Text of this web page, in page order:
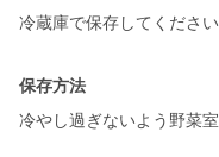
冷蔵庫で保存してください
保存方法
冷やし過ぎないよう野菜